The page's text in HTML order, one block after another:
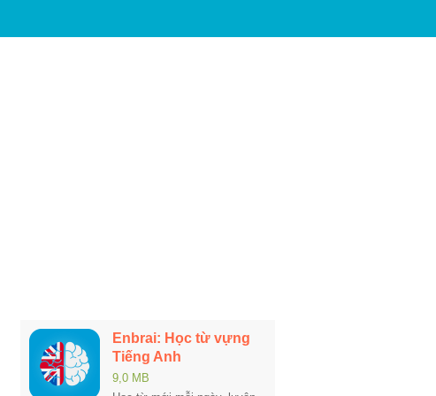
Enbrai: Học từ vựng
Tiếng Anh
9,0 MB